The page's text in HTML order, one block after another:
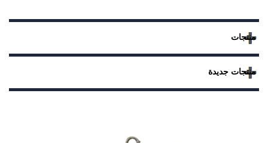
منتجات
منتجات جديدة